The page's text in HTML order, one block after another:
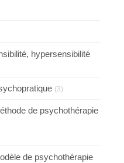
hypersensibilité
(3)
de psychothérapie
de psychothérapie